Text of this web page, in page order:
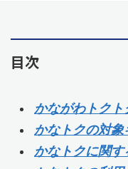
目次
かながわトク
かなトクの対
かなトクに関